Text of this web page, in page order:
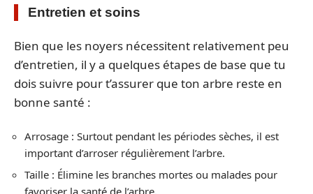
Entretien et soins
Bien que les noyers nécessitent relativement peu
d’entretien, il y a quelques étapes de base que tu
dois suivre pour t’assurer que ton arbre reste en
bonne santé :
Arrosage : Surtout pendant les périodes sèches, il est
important d’arroser régulièrement l’arbre.
Taille : Élimine les branches mortes ou malades pour
favoriser la santé de l’arbre.